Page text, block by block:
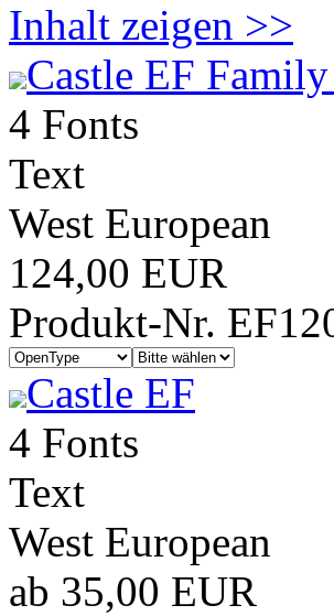
Inhalt zeigen >>
Castle EF
4 Fonts
Text
West European
124,00 EUR
Produkt-Nr.
Castle EF
4 Fonts
Text
West European
ab 35,00 EUR